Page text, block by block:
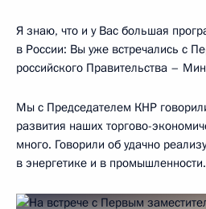
Я знаю, что и у Вас большая
в России: Вы уже встречались с
российского Правительства –
Мы с Председателем КНР
развития наших торгово-
много. Говорили об удачно
в энергетике и в промышленности.